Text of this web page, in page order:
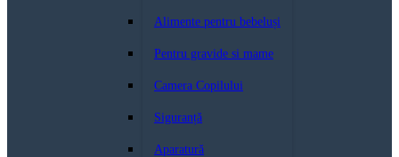
Alimente pentru bebeluși
Pentru gravide si mame
Camera Copilului
Siguranță
Aparatură